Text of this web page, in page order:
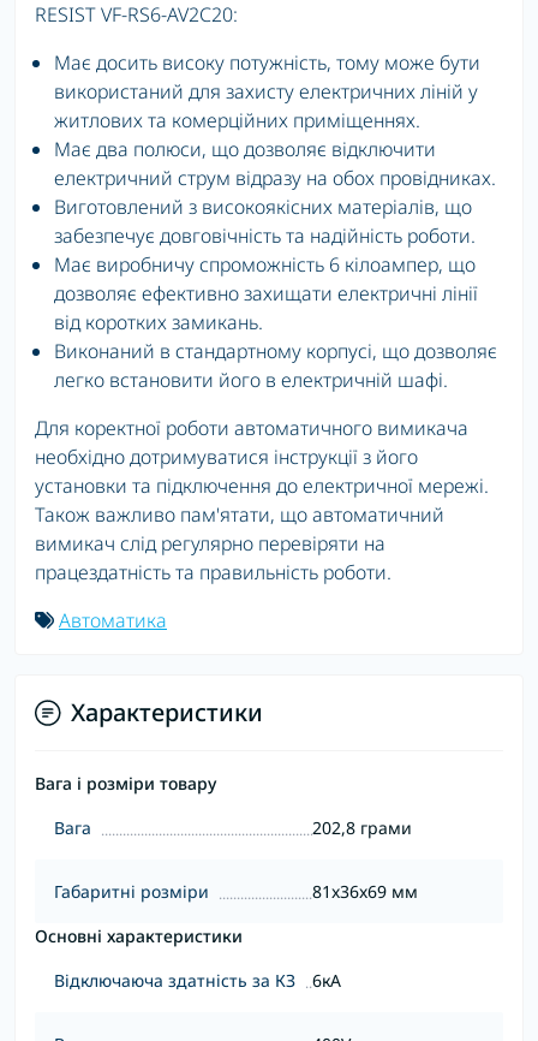
RESIST VF-RS6-AV2C20:
Має досить високу потужність, тому може бути
використаний для захисту електричних ліній у
житлових та комерційних приміщеннях.
Має два полюси, що дозволяє відключити
електричний струм відразу на обох провідниках.
Виготовлений з високоякісних матеріалів, що
забезпечує довговічність та надійність роботи.
Має виробничу спроможність 6 кілоампер, що
дозволяє ефективно захищати електричні лінії
від коротких замикань.
Виконаний в стандартному корпусі, що дозволяє
легко встановити його в електричній шафі.
Для коректної роботи автоматичного вимикача
необхідно дотримуватися інструкції з його
установки та підключення до електричної мережі.
Також важливо пам'ятати, що автоматичний
вимикач слід регулярно перевіряти на
працездатність та правильність роботи.
Автоматика
Характеристики
Вага і розміри товару
Вага
202,8 грами
Габаритні розміри
81x36x69 мм
Основні характеристики
Відключаюча здатність за КЗ
6кА